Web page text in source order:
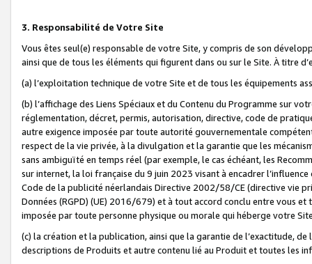
3. Responsabilité de Votre Site
Vous êtes seul(e) responsable de votre Site, y compris de son
ainsi que de tous les éléments qui figurent dans ou sur le Site. À titre
(a) l’exploitation technique de votre Site et de tous les équipements
(b) l’affichage des Liens Spéciaux et du Contenu du Programme sur
réglementation, décret, permis, autorisation, directive, code de
autre exigence imposée par toute autorité gouvernementale
respect de la vie privée, à la divulgation et la garantie que les
sans ambiguïté en temps réel (par exemple, le cas échéant, les
sur internet, la loi française du 9 juin 2023 visant à encadrer
Code de la publicité néerlandais Directive 2002/58/CE (directive vie
Données (RGPD) (UE) 2016/679) et à tout accord conclu entre vous
imposée par toute personne physique ou morale qui héberge votre
(c) la création et la publication, ainsi que la garantie de l’exactitude,
descriptions de Produits et autre contenu lié au Produit et toutes les